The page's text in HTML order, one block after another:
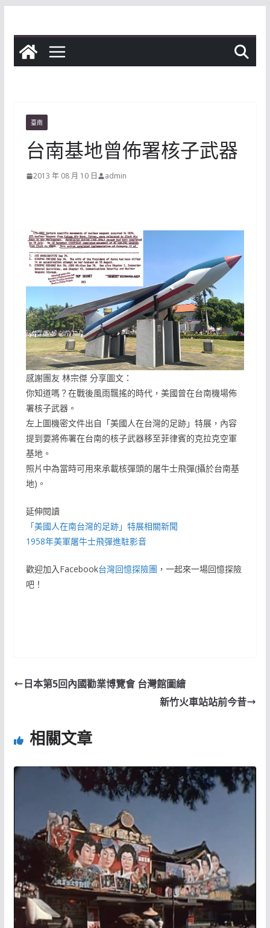
content
臺南
台南基地曾佈署核子武器
2013 年 08 月 10 日 admin
感謝團友 林宗傑 分享圖文：
你知道嗎？在戰後風雨飄搖的時代，美國曾在台南機場佈
署核子武器。
左上圖機密文件出自「美國人在台灣的足跡」特展，內容
提到要將佈署在台南的核子武器移至菲律賓的克拉克空軍
基地。
照片中為當時可用來承載核彈頭的屠牛士飛彈(攝於台南基
地)。
延伸閱讀
「美國人在南台灣的足跡」特展相關新聞
1958年美軍屠牛士飛彈進駐影音
歡迎加入Facebook台灣回憶探險團 ，一起來一場回憶探險
吧！
日本第5回內國勸業博覽會 台灣館圖繪
新竹火車站站前今昔
相關文章